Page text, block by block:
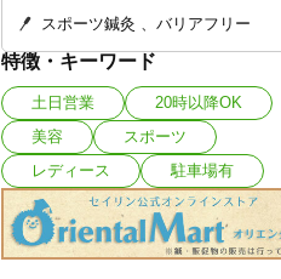
スポーツ鍼灸 バリアフリー
特徴・キーワード
土日営業
20時以降OK
美容
スポーツ
レディース
駐車場有